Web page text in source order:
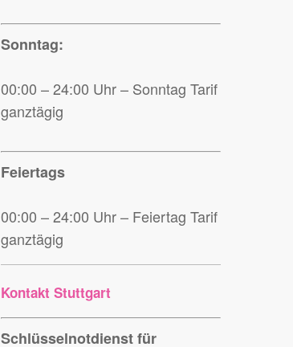
Sonntag:
00:00 – 24:00 Uhr – Sonntag Tarif
ganztägig
Feiertags
00:00 – 24:00 Uhr – Feiertag Tarif
ganztägig
Kontakt Stuttgart
Schlüsselnotdienst für